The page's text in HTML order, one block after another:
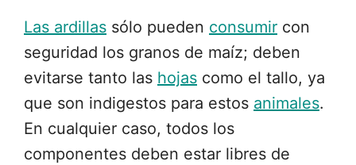
Las ardillas sólo pueden consumir con
seguridad los granos de maíz; deben
evitarse tanto las hojas como el tallo, ya
que son indigestos para estos animales.
En cualquier caso, todos los
componentes deben estar libres de